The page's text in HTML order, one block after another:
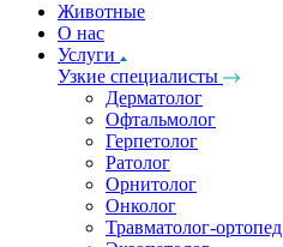
Животные
О нас
Услуги
Узкие специалисты
Дерматолог
Офтальмолог
Герпетолог
Ратолог
Орнитолог
Онколог
Травматолог-ортопед